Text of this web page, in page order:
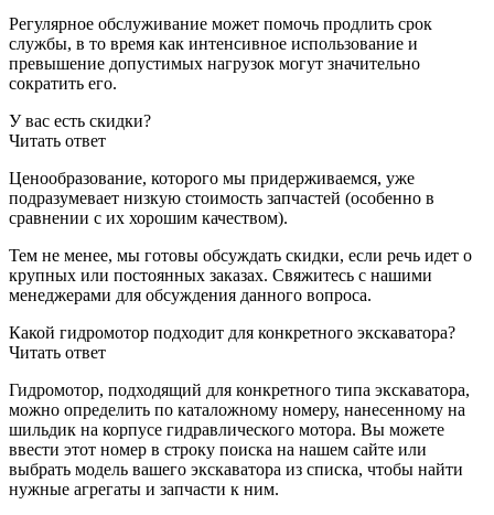
Регулярное обслуживание может помочь продлить срок
службы, в то время как интенсивное использование и
превышение допустимых нагрузок могут значительно
сократить его.
У вас есть скидки?
Читать ответ
Ценообразование, которого мы придерживаемся, уже
подразумевает низкую стоимость запчастей (особенно в
сравнении с их хорошим качеством).
Тем не менее, мы готовы обсуждать скидки, если речь идет о
крупных или постоянных заказах. Свяжитесь с нашими
менеджерами для обсуждения данного вопроса.
Какой гидромотор подходит для конкретного экскаватора?
Читать ответ
Гидромотор, подходящий для конкретного типа экскаватора,
можно определить по каталожному номеру, нанесенному на
шильдик на корпусе гидравлического мотора. Вы можете
ввести этот номер в строку поиска на нашем сайте или
выбрать модель вашего экскаватора из списка, чтобы найти
нужные агрегаты и запчасти к ним.